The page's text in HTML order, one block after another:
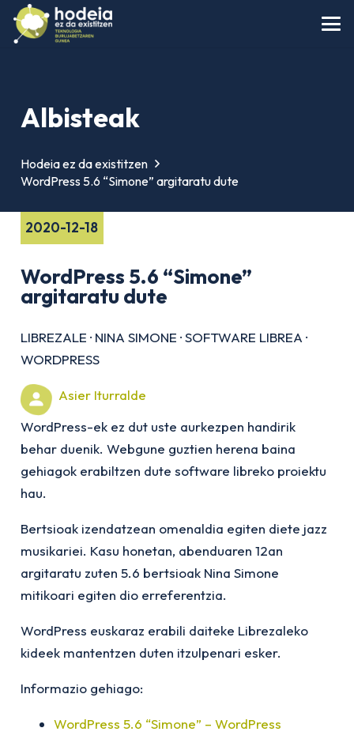
Albisteak
Hodeia ez da existitzen
WordPress 5.6 “Simone” argitaratu dute
2020-12-18
WordPress 5.6 “Simone”
argitaratu dute
LIBREZALE · NINA SIMONE ·SOFTWARE LIBREA ·
WORDPRESS
Asier Iturralde
WordPress-ek ez dut uste aurkezpen handirik
behar duenik. Webgune guztien herena baina
gehiagok erabiltzen dute software libreko proiektu
hau.
Bertsioak izendatzean omenaldia egiten diete jazz
musikariei. Kasu honetan, abenduaren 12an
argitaratu zuten 5.6 bertsioak Nina Simone
mitikoari egiten dio erreferentzia.
WordPress euskaraz erabili daiteke Librezaleko
kideek mantentzen duten itzulpenari esker.
Informazio gehiago:
WordPress 5.6 “Simone” – WordPress